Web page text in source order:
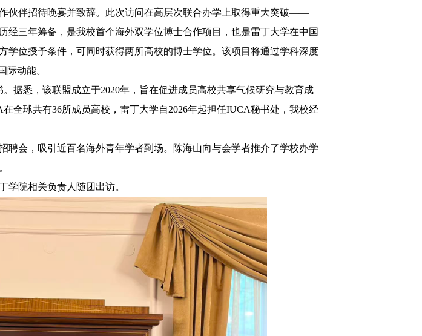
伙伴招待晚宴并致辞。此次访问在高层次联合办学上取得重大突破——
三年筹备，是我校首个海外双学位博士合作项目，也是雷丁大学在中国
位授予条件，可同时获得两所高校的博士学位。该项目将通过学科深度
际动能。
据悉，该联盟成立于2020年，旨在促进成员高校共享气候研究与教育成
全球共有36所成员高校，雷丁大学自2026年起担任IUCA秘书处，我校经
聘会，吸引近百名海外青年学者到场。陈海山向与会学者推介了学校办学
学院相关负责人随团出访。